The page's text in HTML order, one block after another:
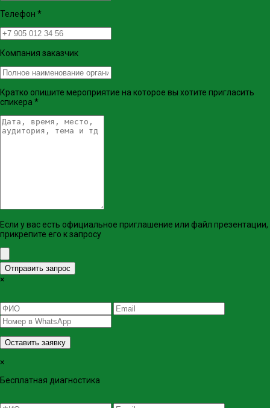
Телефон *
Компания заказчик
Кратко опишите мероприятие на которое вы хотите пригласить
спикера *
Если у вас есть официальное приглашение или файл презентации,
прикрепите его к запросу
Отправить запрос
×
Оставить заявку
×
Бесплатная диагностика